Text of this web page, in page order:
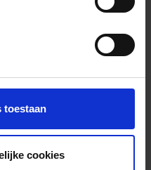
toestaan
cookies